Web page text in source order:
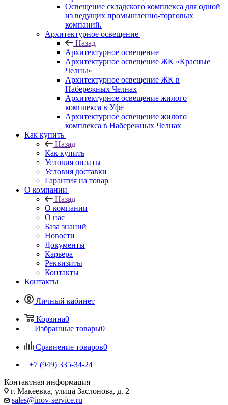
Освещение складского комплекса для одной
из ведущих промышленно-торговых
компаний.
Архитектурное освещение
Назад
Архитектурное освещение
Архитектурное освещение ЖК «Красные
Челны»
Архитектурное освещение ЖК в
Набережных Челнах
Архитектурное освещение жилого
комплекса в Уфе
Архитектурное освещение жилого
комплекса в Набережных Челнах
Как купить
Назад
Как купить
Условия оплаты
Условия доставки
Гарантия на товар
О компании
Назад
О компании
О нас
База знаний
Новости
Документы
Карьера
Реквизиты
Контакты
Контакты
Личный кабинет
Корзина0
Избранные товары0
Сравнение товаров0
+7 (949) 335-34-24
Контактная информация
г. Макеевка, улица Заслонова, д. 2
sales@inov-service.ru